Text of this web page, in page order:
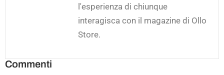
l'esperienza di chiunque
interagisca con il magazine di Ollo
Store.
Commenti